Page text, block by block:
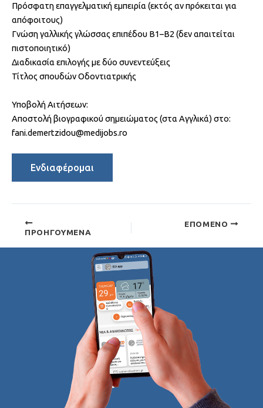
Πρόσφατη επαγγελματική εμπειρία (εκτός αν πρόκειται για
απόφοιτους)
Γνώση γαλλικής γλώσσας επιπέδου B1–B2 (δεν απαιτείται
πιστοποιητικό)
Διαδικασία επιλογής με δύο συνεντεύξεις
Τίτλος σπουδών Οδοντιατρικής
Υποβολή Αιτήσεων:
Αποστολή βιογραφικού σημειώματος (στα Αγγλικά) στο:
fani.demertzidou@medijobs.ro
ΠΡΟΗΓΟΎΜΕΝΑ
ΕΠΌΜΕΝΟ